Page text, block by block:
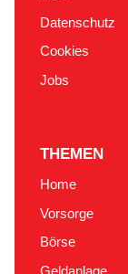
Datenschutz
Cookies
Jobs
THEMEN
Home
Vorsorge
Börse
Geldanlage